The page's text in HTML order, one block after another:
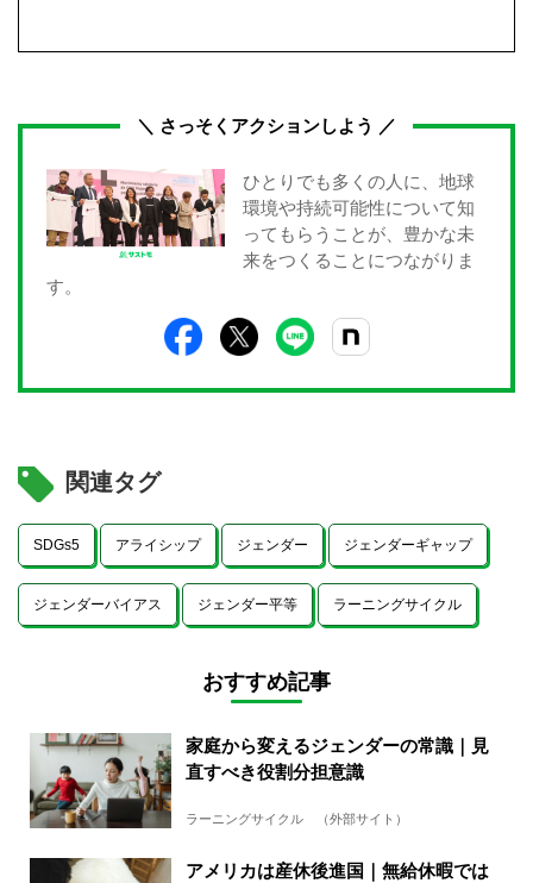
＼ さっそくアクションしよう ／
ひとりでも多くの人に、地球
環境や持続可能性について知
ってもらうことが、豊かな未
来をつくることにつながりま
す。
関連タグ
SDGs5 アライシップ ジェンダー ジェンダーギャップ
ジェンダーバイアス ジェンダー平等 ラーニングサイクル
おすすめ記事
家庭から変えるジェンダーの常識｜見
直すべき役割分担意識
ラーニングサイクル （外部サイト）
アメリカは産休後進国｜無給休暇では